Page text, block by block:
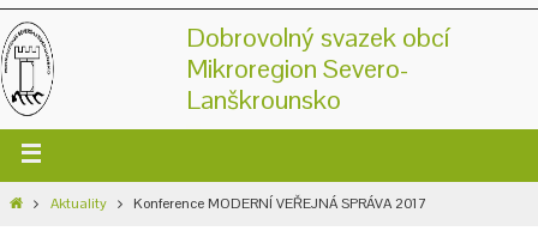
Dobrovolný svazek obcí
Mikroregion Severo-
Lanškrounsko
Aktuality Konference MODERNÍ VEŘEJNÁ SPRÁVA 2017